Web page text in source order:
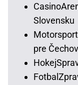
Slovensku
pre Čechov